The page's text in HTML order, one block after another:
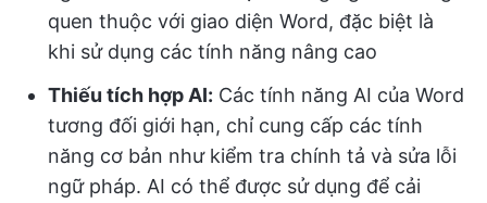
quen thuộc với giao diện Word, đặc biệt là
khi sử dụng các tính năng nâng cao
Thiếu tích hợp AI: Các tính năng AI của Word
tương đối giới hạn, chỉ cung cấp các tính
năng cơ bản như kiểm tra chính tả và sửa lỗi
ngữ pháp. AI có thể được sử dụng để cải